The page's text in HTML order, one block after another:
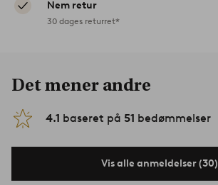
Nem retur
30 dages returret*
Det mener andre
4.1 baseret på 51 bedømmelser
Vis alle anmeldelser (30)